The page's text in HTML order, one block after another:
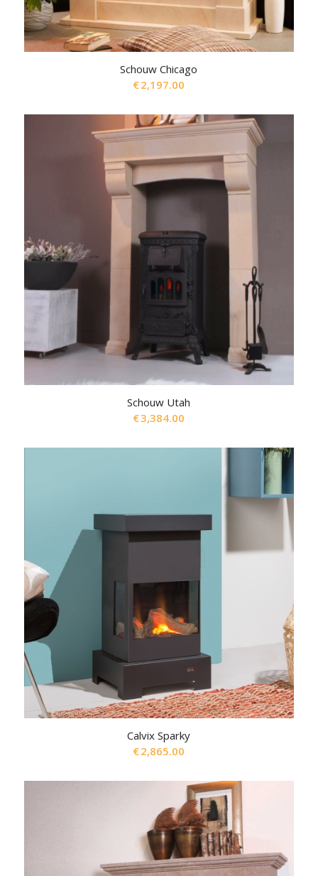
Schouw Chicago
€2,197.00
Schouw Utah
€3,384.00
Calvix Sparky
€2,865.00